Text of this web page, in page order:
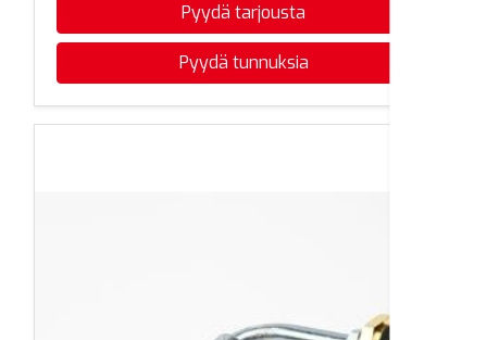
Pyydä tarjousta
Pyydä tunnuksia